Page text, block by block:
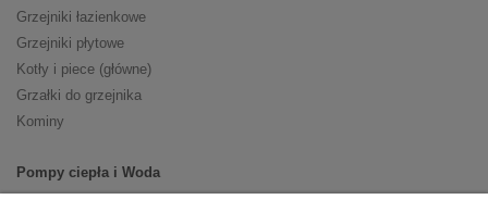
Grzejniki łazienkowe
Grzejniki płytowe
Kotły i piece (główne)
Grzałki do grzejnika
Kominy
Pompy ciepła i Woda